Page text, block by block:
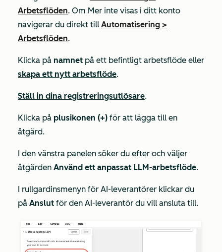
Arbetsflöden. Om Mer inte visas i ditt konto
navigerar du direkt till Automatisering >
Arbetsflöden.
Klicka på namnet på ett befintligt arbetsflöde eller
skapa ett nytt arbetsflöde.
Ställ in dina registreringsutlösare.
Klicka på plusikonen (+) för att lägga till en
åtgärd.
I den vänstra panelen söker du efter och väljer
åtgärden Använd ett anpassat LLM-arbetsflöde.
I rullgardinsmenyn för AI-leverantörer klickar du
på Anslut för den AI-leverantör du vill ansluta till.